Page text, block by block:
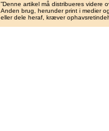
”Denne artikel må distribueres videre
Anden brug, herunder print i medier
eller dele heraf, kræver